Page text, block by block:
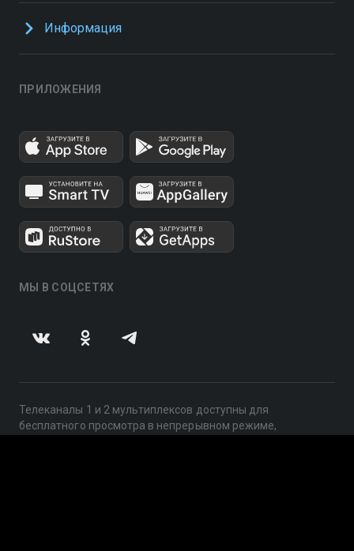
Информация
ПРИЛОЖЕНИЯ
МЫ В СОЦСЕТЯХ
Телеканалы 1 и 2 мультиплексов доступны для
бесплатного просмотра в непрерывном режиме,